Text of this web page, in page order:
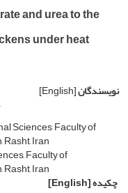
and urea to the
under heat
نویسندگان[English]
Sciences, Faculty of
Iran
Faculty of
Iran
چکیده[English]